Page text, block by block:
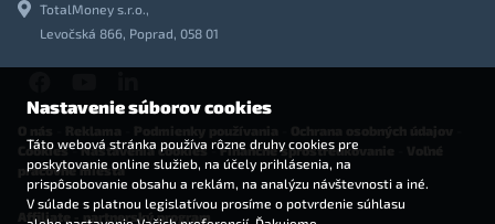
TotalMoney s.r.o.,
Levočská 866, Poprad, 058 01
Cookies-Nastavenia cookies -Finančné sprostredkovanie
pracovné miesta
Affiliate - partnerský program
Nastavenie súborov cookies
Táto webová stránka používa rôzne druhy cookies pre
poskytovanie online služieb, na účely prihlásenia, na
prispôsobovanie obsahu a reklám, na analýzu návštevnosti a iné.
V súlade s platnou legislatívou prosíme o potvrdenie súhlasu